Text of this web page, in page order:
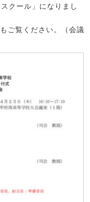
クール」になりまし
もご覧ください。（会議